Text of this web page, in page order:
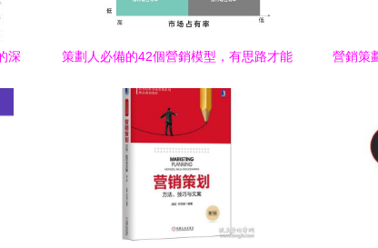
深
策劃人必備的42個營銷模型，有思路才能
營銷策